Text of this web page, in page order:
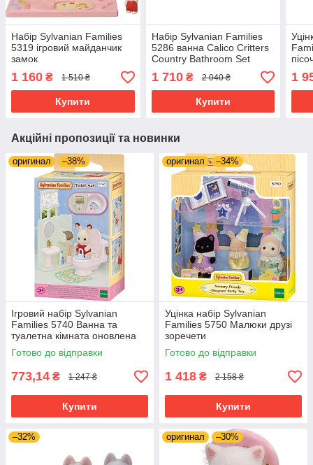
Набір Sylvanian Families
5319 ігровий майданчик
замок
1 160 ₴ 1 510 ₴
Купити
Набір Sylvanian Families
5286 ванна Calico Critters
Country Bathroom Set
1 710₴ 2 040 ₴
Купити
1
Акційні пропозиції та новинки
оригинал –38%
Ігровий набір Sylvanian
Families 5740 Ванна та
туалетна кімната оновлена
Готово до відправки
773,14 ₴ 1 247 ₴
Купити
оригинал –34%
Уцінка набір Sylvanian
Families 5750 Малюки друзі
зоречети
Готово до відправки
1 418 ₴ 2 158 ₴
Купити
–32% оригинал –30%